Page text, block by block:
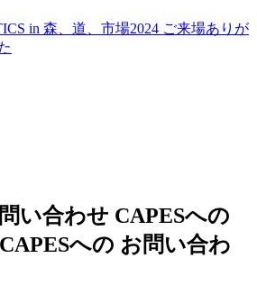
in 森、道、市場2024 ご来場ありが
い合わせ CAPESへの
CAPESへの お問い合わ